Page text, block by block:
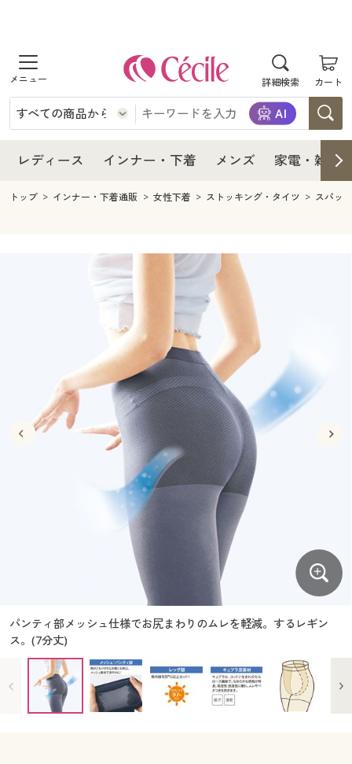
詳細検索 カート
商品を探す
レディース
レディースファッション
インナー・下着
インナー・下着通販すべて
ジュニア・ティーンズ下着
メンズ
メンズファッション
家電・雑貨すべて
キッチン・雑貨・日用品
寝具・インテリア・家具
寝具・インテリア・家具通販すべて
寝具・ベッド
カーテン・ラグ・ファブリック
美容・健康通販すべて
美容・健康・サプリメント
制服・スクール
制服・スクールすべて
ジュニア・ティーンズ下着
大きいサイズ
大きいサイズ通販すべて
大きいサイズ レディース服
大きいサイズ レディース下着
大きいサイズ 事務・制服
カタログ・チラシからのご注文
デジタルカタログ
カタログ無料プレゼント
レディース インナー・下着 メンズ 家電・雑貨
レディース
レディース通販すべて
レディースファッション
インナー・下着
インナー・下着通販すべて
ジュニア・ティーンズ下着
メンズ
寝具・インテリア・家具通販すべて
カーテン・ラグ・ファブリック
美容・健康・サプリメント
制服・スクールすべて
制服・学生服
ジュニア・ティーンズ下着
大きいサイズ通販すべて
大きいサイズ レディース服
大きいサイズ レディース下着
大きいサイズ 事務・制服
バーゲン
シークレットセール
商品カテゴリ一覧
カタログ・チラシからのご注文
カタログ無料プレゼント
会員メニュー
トップ インナー・下着通販 女性下着 ストッキング・タイツ スパッ
パンティ部メッシュ仕様でお尻まわりのムレを軽減。するレギン
ス。(7分丈)